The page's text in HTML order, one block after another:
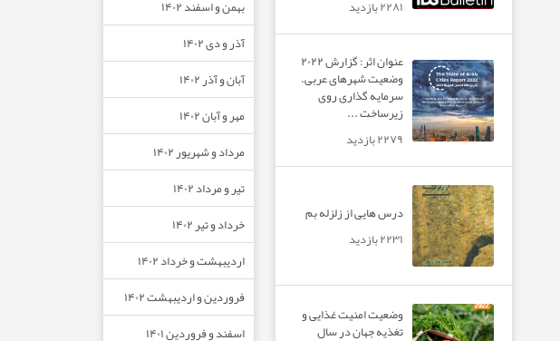
۲۲۸۱ بازدید
عنوان اثر: گزارش ۲۰۲۲
وضعیت شهرهای عربی.
سرمایه گذاری روی
زیرساخت ...
۲۲۷۹ بازدید
درس هایی از زلزله بم
۲۲۳۱ بازدید
وضعیت امنیت غذایی و
تغذیه جهان در سال
بهمن و اسفند ۱۴۰۲
آذر و دی ۱۴۰۲
آبان و آذر ۱۴۰۲
مهر و آبان ۱۴۰۲
مرداد و شهریور ۱۴۰۲
تیر و مرداد ۱۴۰۲
خرداد و تیر ۱۴۰۲
اردیبهشت و خرداد ۱۴۰۲
فروردین و اردیبهشت ۱۴۰۲
اسفند و فروردین ۱۴۰۱